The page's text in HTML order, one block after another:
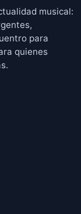
musical:
para
quienes